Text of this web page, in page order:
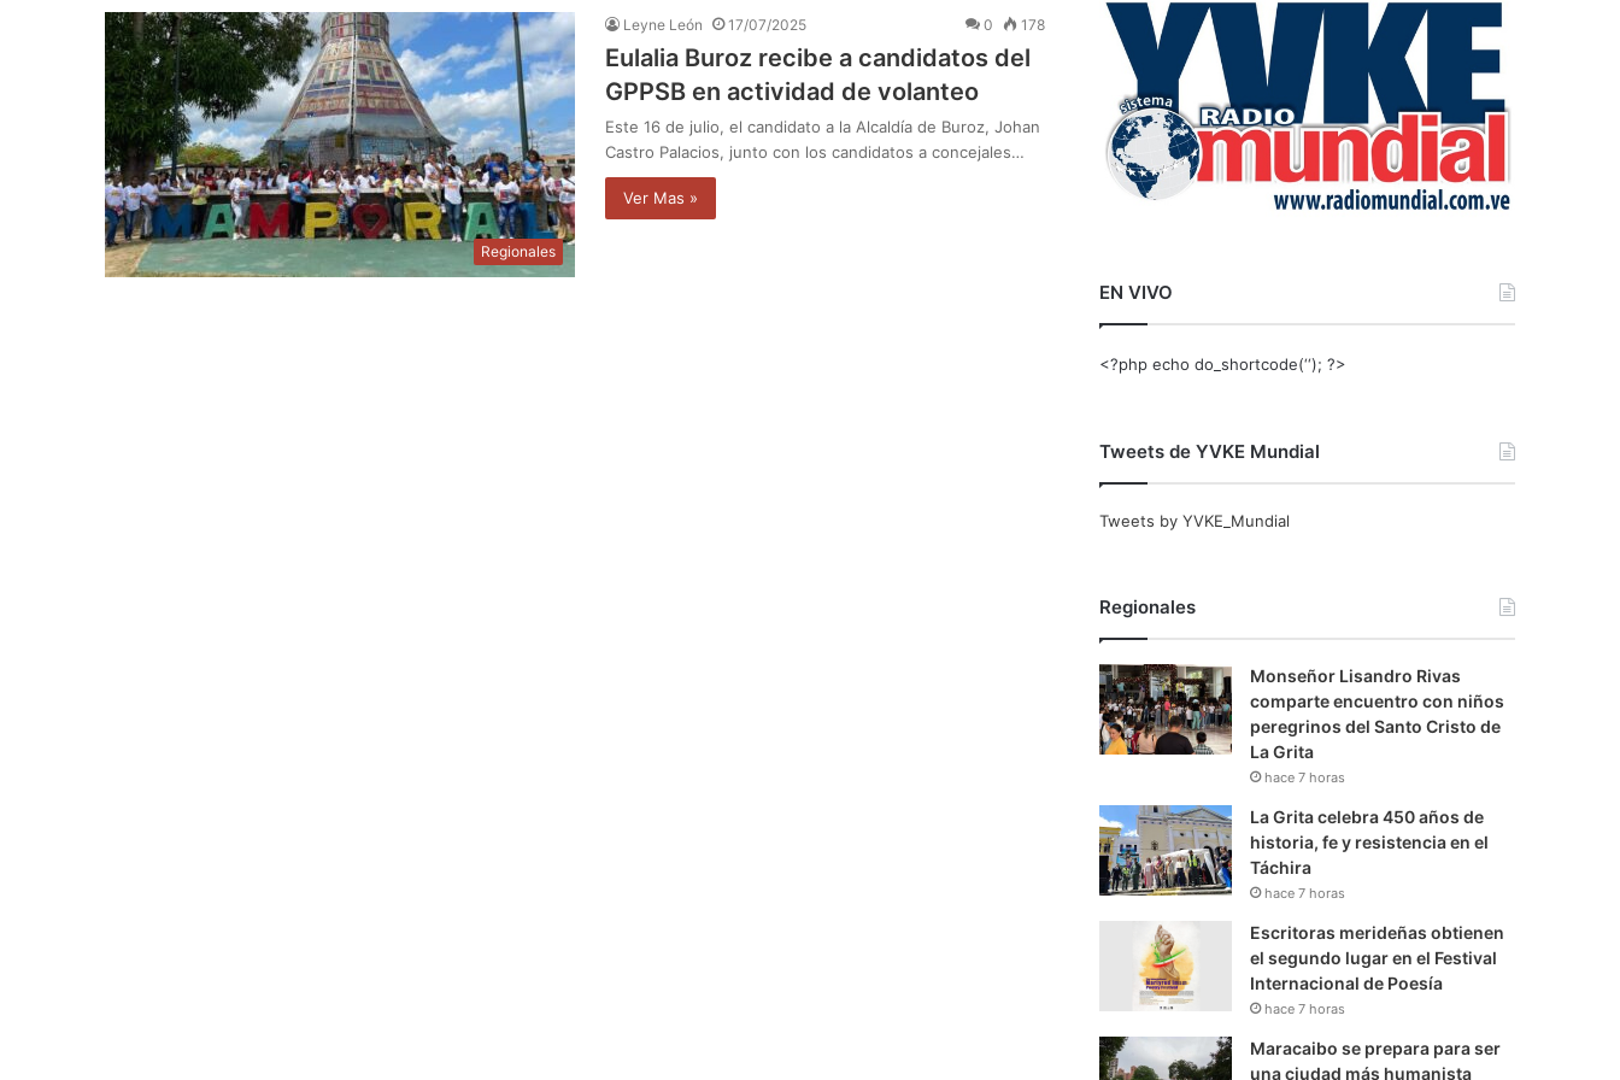
Regionales
Leyne León 17/07/2025 0 178
Eulalia Buroz recibe a candidatos del
GPPSB en actividad de volanteo
Este 16 de julio, el candidato a la Alcaldía de Buroz, Johan
Castro Palacios, junto con los candidatos a concejales…
Ver Mas »
r
EN VIVO
<?php echo do_shortcode(‘‘); ?>
Tweets de YVKE Mundial
Tweets by YVKE_Mundial
Regionales
Monseñor Lisandro Rivas
comparte encuentro con niños
peregrinos del Santo Cristo de
La Grita
hace 7 horas
La Grita celebra 450 años de
historia, fe y resistencia en el
Táchira
hace 7 horas
Escritoras merideñas obtienen
el segundo lugar en el Festival
Internacional de Poesía
hace 7 horas
Maracaibo se prepara para ser
una ciudad más humanista